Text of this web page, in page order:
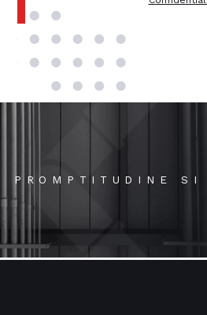
PROMPTITUDINE SI